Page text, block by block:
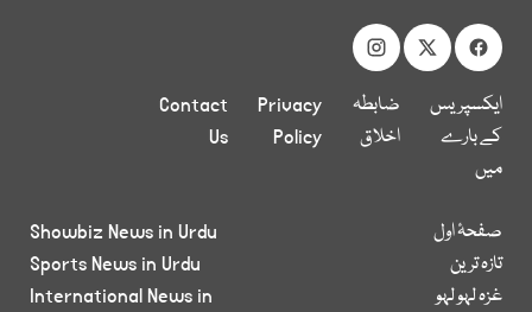
ایکسپریس
کے بارے
میں
ضابطہ
اخلاق
Privacy
Policy
Contact
Us
صفحۂ اول
تازہ ترین
غزہ لہو لہو
Showbiz News in Urdu
Sports News in Urdu
International News in